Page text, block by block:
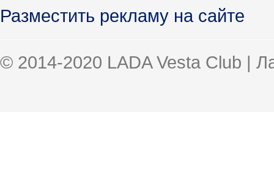
Разместить рекламу на сайте
© 2014-2020 LADA Vesta Club |